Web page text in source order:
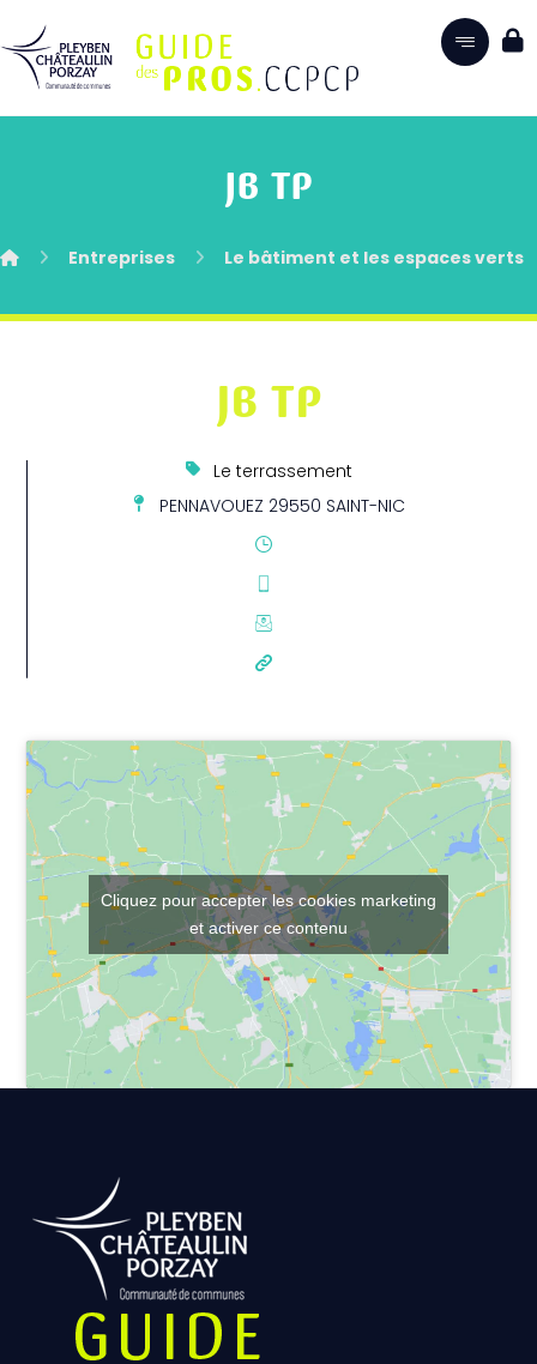
JB TP
Entreprises Le bâtiment et les espaces verts
JB TP
Le terrassement
PENNAVOUEZ 29550 SAINT-NIC
Cliquez pour accepter les cookies marketing
et activer ce contenu